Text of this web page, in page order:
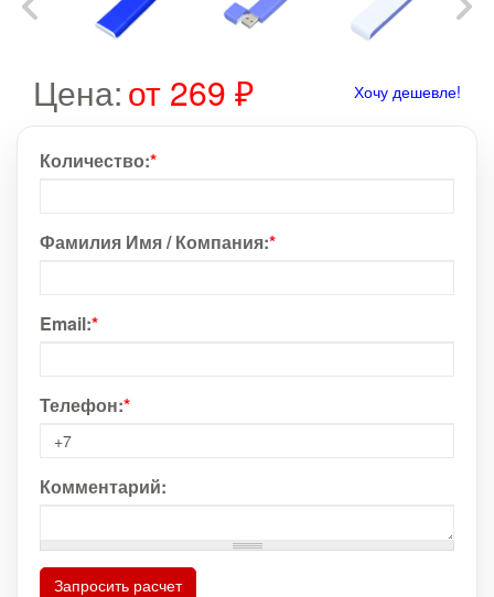
Цена:от 269 ₽ Хочу дешевле!
Количество:*
Фамилия Имя / Компания:*
Email:*
Телефон:*
Комментарий:
Запросить расчет